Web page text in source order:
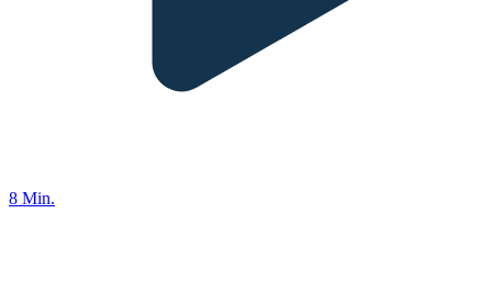
8 Min.